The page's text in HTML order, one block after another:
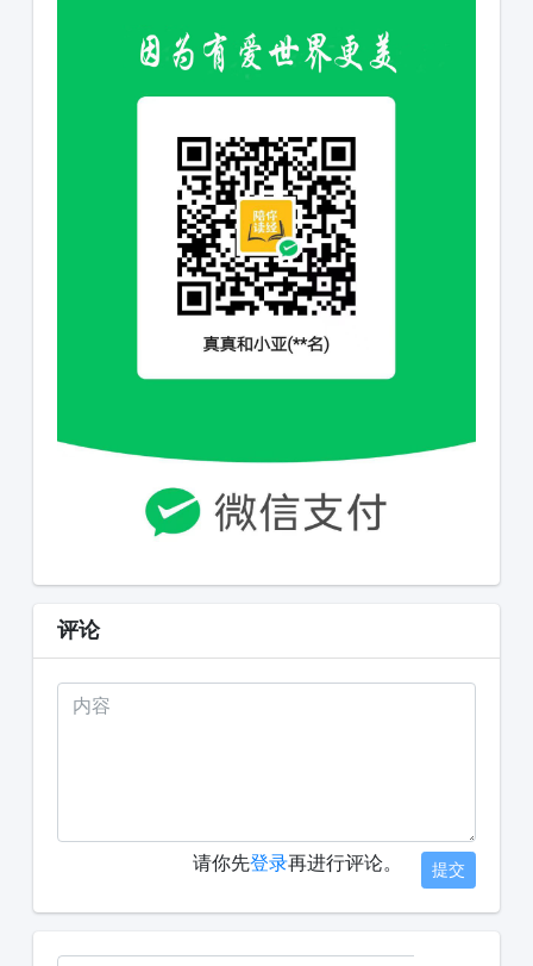
评论
请你先登录再进行评论。 提交